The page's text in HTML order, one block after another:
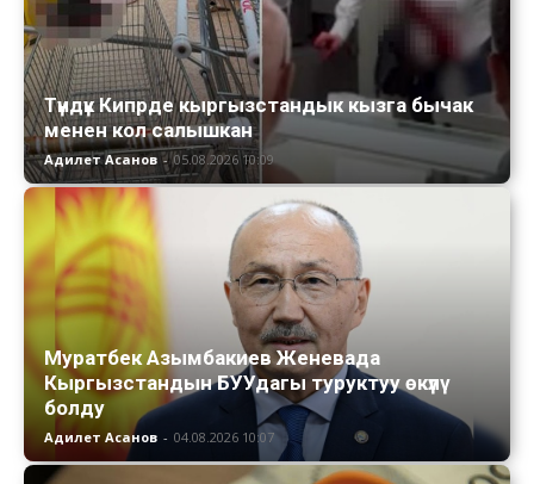
Түндүк Кипрде кыргызстандык кызга бычак
менен кол салышкан
Адилет Асанов - 05.08.2026 10:09
Муратбек Азымбакиев Женевада
Кыргызстандын БУУдагы туруктуу өкүлү
болду
Адилет Асанов - 04.08.2026 10:07